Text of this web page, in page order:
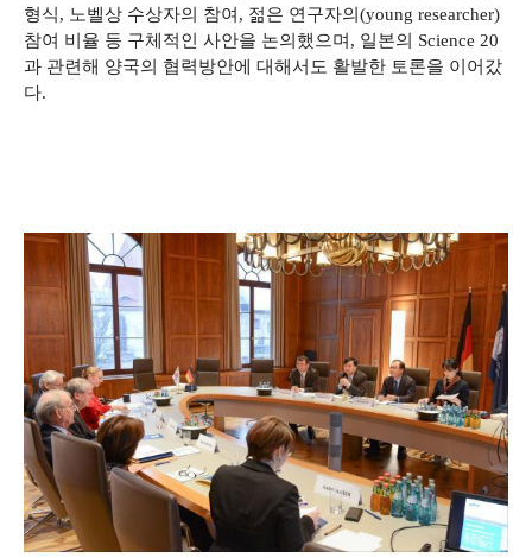
형식, 노벨상 수상자의 참여, 젊은 연구자의(young researcher)
참여 비율 등 구체적인 사안을 논의했으며, 일본의 Science 20
과 관련해 양국의 협력방안에 대해서도 활발한 토론을 이어갔
다.